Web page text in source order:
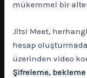
mükemmel bir
Jitsi Meet,
hesap
üzerinden video
Şifreleme, bekleme